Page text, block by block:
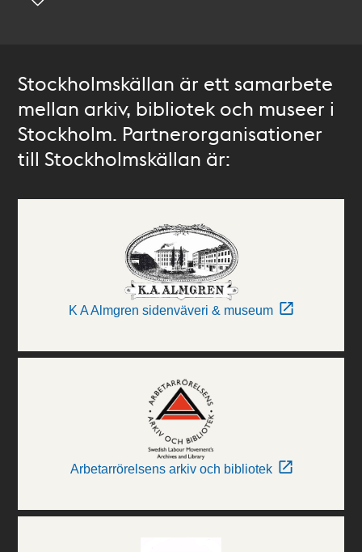
Stockholmskällan är ett samarbete
mellan arkiv, bibliotek och museer i
Stockholm. Partnerorganisationer
till Stockholmskällan är:
K A Almgren sidenväveri & museum
Arbetarrörelsens arkiv och bibliotek